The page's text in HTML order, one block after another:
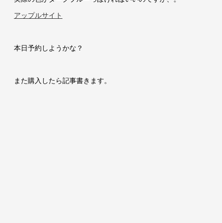
アップルサイト
本日予約しようかな？
また購入したら記事書きます。